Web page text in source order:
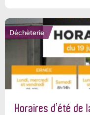
Déchèterie
Horaires d’été de